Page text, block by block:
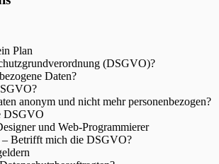
Plan
(DSGVO)?
Daten?
anonym und nicht mehr personenbezogen?
DSGVO
und Web-Programmierer
– Betrifft mich die DSGVO?